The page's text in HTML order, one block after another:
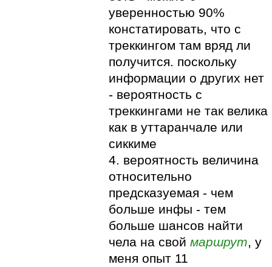
уверенностью 90%
констатировать, что с
треккингом там вряд ли
получится. поскольку
информации о других нет
- вероятность с
треккингами не так велика
как в уттаранчале или
сиккиме
4. вероятность величина
относительно
предсказуемая - чем
больше инфы - тем
больше шансов найти
чела на своймаршрут, у
меня опыт 11